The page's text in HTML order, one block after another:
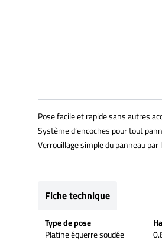
Pose facile et rapide sans autres
Système d’encoches pour tout
Verrouillage simple du panneau par
Fiche technique
Type de pose
Platine équerre soudée